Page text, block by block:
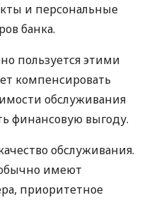
и персональные
банка.
пользуется этими
компенсировать
обслуживания
финансовую выгоду.
обслуживания.
имеют
приоритетное